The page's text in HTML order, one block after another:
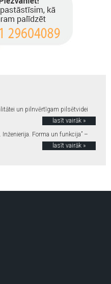
un pilnvērtīgam pilsētvidei
lasīt vairāk »
Inženierija. Forma un funkcija” –
lasīt vairāk »